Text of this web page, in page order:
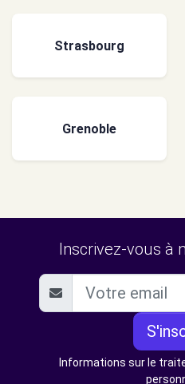
Strasbourg
Grenoble
Inscrivez-vous à
Informations sur le